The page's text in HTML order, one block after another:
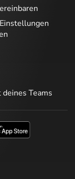
Teams